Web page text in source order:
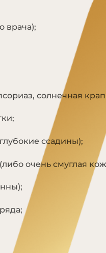
врача);
солнечная
ссадины);
очень смуглая